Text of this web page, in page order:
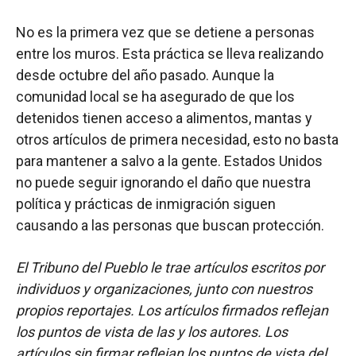
No es la primera vez que se detiene a personas
entre los muros. Esta práctica se lleva realizando
desde octubre del año pasado. Aunque la
comunidad local se ha asegurado de que los
detenidos tienen acceso a alimentos, mantas y
otros artículos de primera necesidad, esto no basta
para mantener a salvo a la gente. Estados Unidos
no puede seguir ignorando el daño que nuestra
política y prácticas de inmigración siguen
causando a las personas que buscan protección.
El Tribuno del Pueblo le trae artículos escritos por
individuos y organizaciones, junto con nuestros
propios reportajes. Los artículos firmados reflejan
los puntos de vista de las y los autores. Los